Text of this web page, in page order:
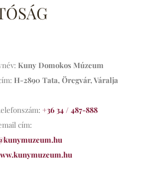
Kuny Domokos Múzeum
H-2890 Tata, Öregvár, Váralja
+36 34 / 487-888
cím: